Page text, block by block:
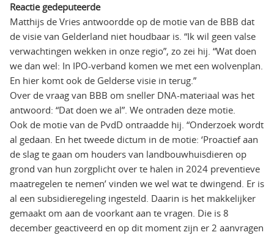
Reactie gedeputeerde
Matthijs de Vries antwoordde op de motie van de BBB dat
de visie van Gelderland niet houdbaar is. “Ik wil geen valse
verwachtingen wekken in onze regio”, zo zei hij. “Wat doen
we dan wel: In IPO-verband komen we met een wolvenplan.
En hier komt ook de Gelderse visie in terug.”
Over de vraag van BBB om sneller DNA-materiaal was het
antwoord: “Dat doen we al”. We ontraden deze motie.
Ook de motie van de PvdD ontraadde hij. “Onderzoek wordt
al gedaan. En het tweede dictum in de motie: ‘Proactief aan
de slag te gaan om houders van landbouwhuisdieren op
grond van hun zorgplicht over te halen in 2024 preventieve
maatregelen te nemen’ vinden we wel wat te dwingend. Er is
al een subsidieregeling ingesteld. Daarin is het makkelijker
gemaakt om aan de voorkant aan te vragen. Die is 8
december geactiveerd en op dit moment zijn er 2 aanvragen